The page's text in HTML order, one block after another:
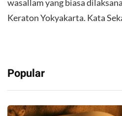
wasallam yang biasa
Keraton Yokyakarta. Kata
Popular